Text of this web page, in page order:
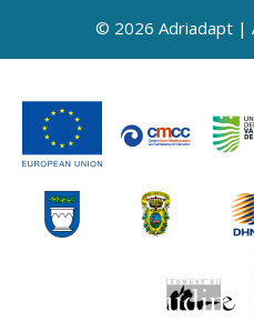
© 2026 Adriadapt |